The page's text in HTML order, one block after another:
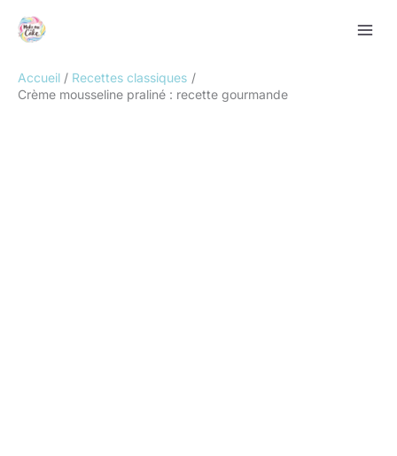
Accueil
Recettes classiques
Crème mousseline praliné : recette gourmande